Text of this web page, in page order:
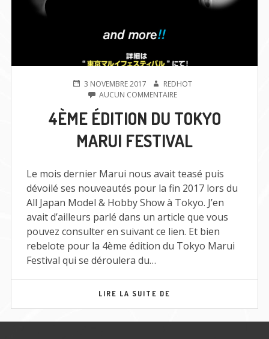
PUBLIÉ3 NOVEMBRE 2017 AUTEUR
REDHOT
AUCUN COMMENTAIRESUR
ÉDITION
DU
TOKYO
MARUI
4ÈME ÉDITION DU TOKYO
MARUI FESTIVAL
Le mois dernier Marui nous avait teasé puis
dévoilé ses nouveautés pour la fin 2017 lors du
All Japan Model & Hobby Show à Tokyo. J’en
avait d’ailleurs parlé dans un article que vous
pouvez consulter en suivant ce lien. Et bien
rebelote pour la 4ème édition du Tokyo Marui
Festival qui se déroulera du…
LIRE LA SUITE DE